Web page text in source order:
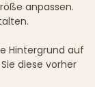
anpassen.
Hintergrund auf
diese vorher